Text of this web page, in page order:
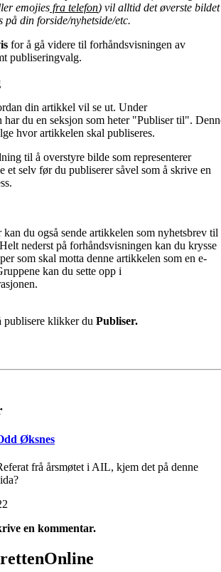
emojies fra telefon) vil alltid det øverste bildet
på din forside/nyhetside/etc.
for å gå videre til forhåndsvisningen av
publiseringvalg.
din artikkel vil se ut. Under
har du en seksjon som heter "Publiser til".
hvor artikkelen skal publiseres.
til å overstyre bilde som representerer
et selv før du publiserer såvel som å skrive en
kan du også sende artikkelen som nyhetsbrev til
nederst på forhåndsvisningen kan du krysse
som skal motta denne artikkelen som en e-
kan du sette opp i
publisere klikker du Publiser.
Øksnes
frå årsmøtet i AIL, kjem det på denne
en kommentar.